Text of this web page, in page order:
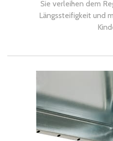
Sie verleihen dem
Längssteifigkeit und